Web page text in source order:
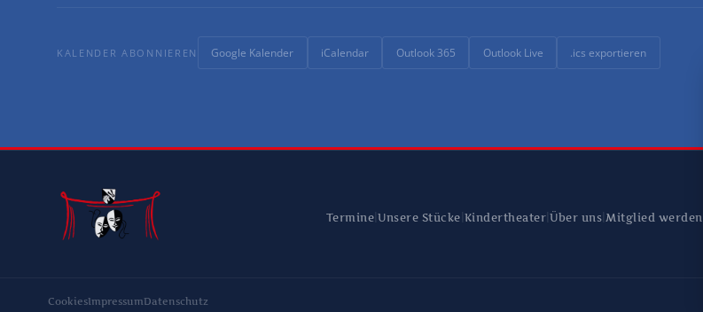
KALENDER ABONNIEREN Google Kalender iCalendar Outlook 365 Outlook Live .ics exportieren
Termine |Unsere Stücke Kindertheater |Über uns |Mitglied werden
CookiesImpressumDatenschutz